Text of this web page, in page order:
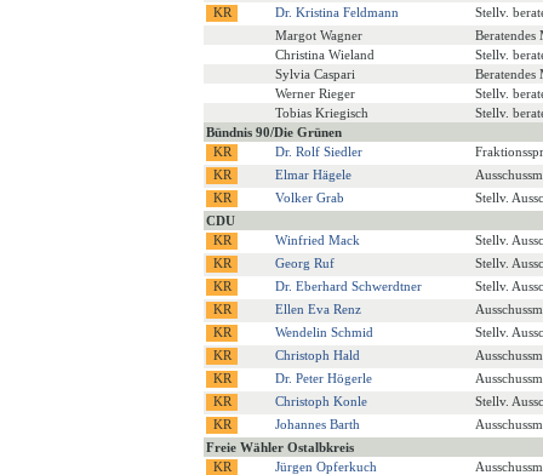
Dr. Kristina Feldmann
Stellv.
Margot Wagner
Beratendes
Christina Wieland
Stellv.
Sylvia Caspari
Beratendes
Werner Rieger
Stellv.
Tobias Kriegisch
Stellv.
Bündnis 90/Die Grünen
Dr. Rolf Siedler
Elmar Hägele
Volker Grab
Stellv.
CDU
Winfried Mack
Stellv.
Georg Ruf
Stellv.
Dr. Eberhard Schwerdtner
Stellv.
Ellen Eva Renz
Wendelin Schmid
Stellv.
Christoph Hald
Dr. Peter Högerle
Christoph Konle
Stellv.
Johannes Barth
Freie Wähler Ostalbkreis
Jürgen Opferkuch